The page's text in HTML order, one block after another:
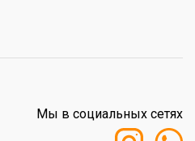
Мы в социальных сетях